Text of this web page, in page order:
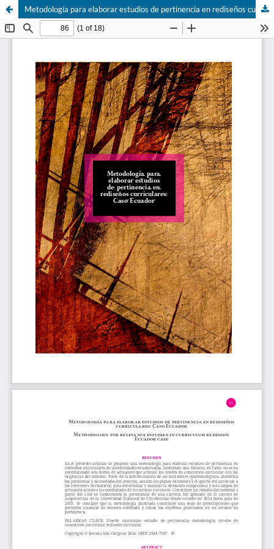
Metodología para elaborar estudios de pertinencia en rediseños curriculares: Caso Ecuador